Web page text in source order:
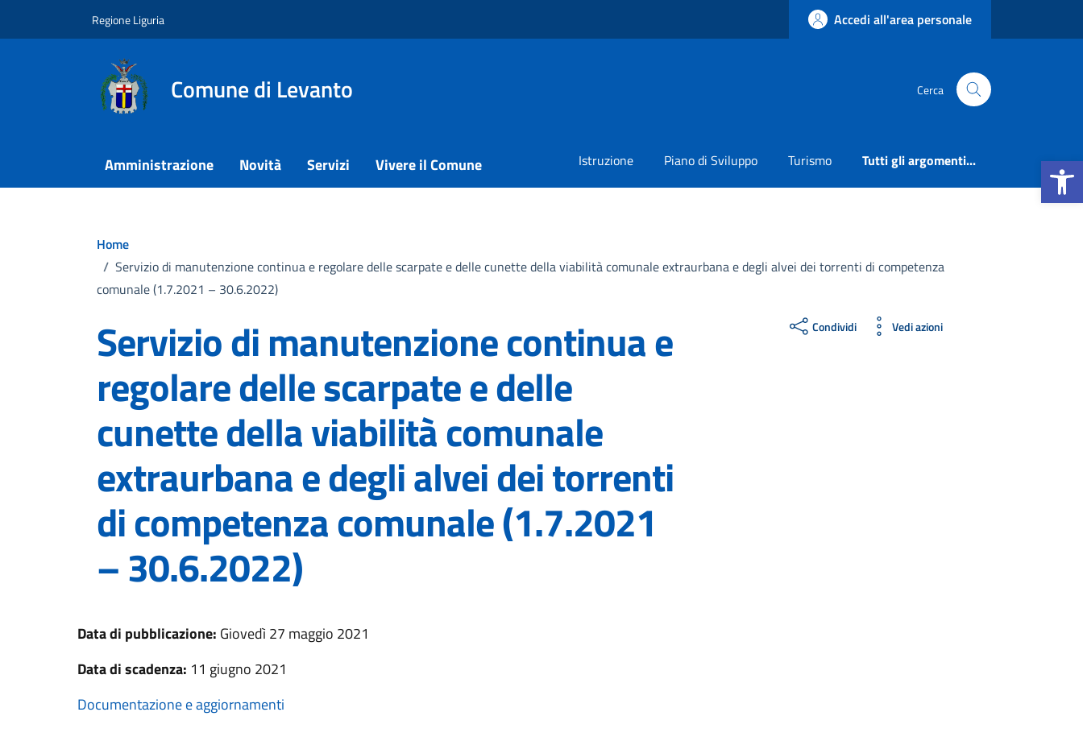
Apri la
Regione Liguria Accedi all'area personale
Comune di Levanto Cerca
Amministrazione Novità Servizi Vivere il Comune Istruzione Piano di Sviluppo Turismo Tutti gli argomenti...
Home
/ Servizio di manutenzione continua e regolare delle scarpate e delle cunette della viabilità comunale extraurbana e degli alvei dei torrenti di competenza
comunale (1.7.2021 – 30.6.2022)
Servizio di manutenzione continua e
regolare delle scarpate e delle
cunette della viabilità comunale
extraurbana e degli alvei dei torrenti
di competenza comunale (1.7.2021
– 30.6.2022)
Condividi Vedi azioni
Data di pubblicazione: Giovedì 27 maggio 2021
Data di scadenza: 11 giugno 2021
Documentazione e aggiornamenti